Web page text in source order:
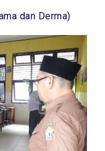
dan Derma)